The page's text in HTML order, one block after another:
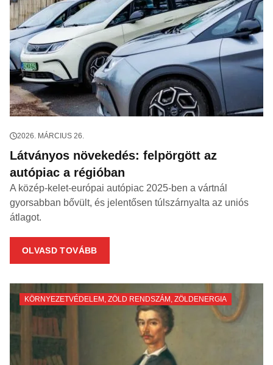
2026. MÁRCIUS 26.
Látványos növekedés: felpörgött az
autópiac a régióban
A közép-kelet-európai autópiac 2025-ben a vártnál
gyorsabban bővült, és jelentősen túlszárnyalta az uniós
átlagot.
OLVASD TOVÁBB
KÖRNYEZETVÉDELEM , ZÖLD RENDSZÁM , ZÖLDENERGIA